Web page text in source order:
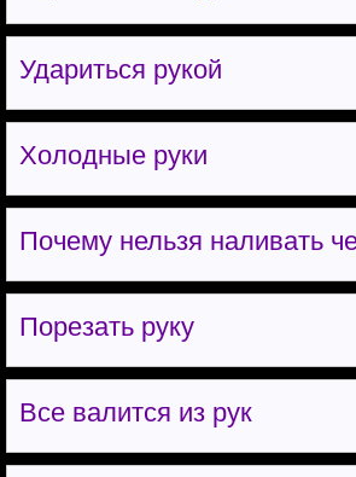
Удариться рукой
Холодные руки
Почему нельзя наливать
Порезать руку
Все валится из рук